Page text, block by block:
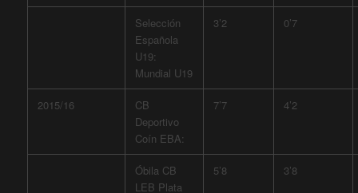
Selección
Española
U19:
Mundial U19
3’2 0’7
2015/16
CB
Deportivo
Coín EBA:
7’7 4’2
Óbila CB
LEB Plata
5’8 3’8